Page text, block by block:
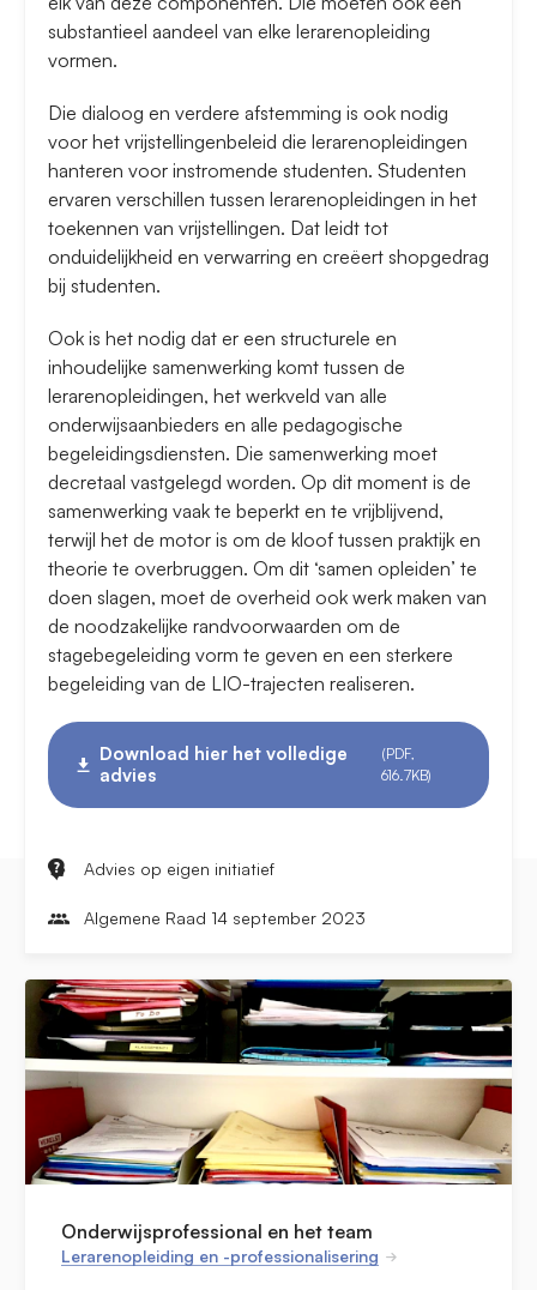
substantieel aandeel van elke lerarenopleiding
vormen.
Die dialoog en verdere afstemming is ook nodig
voor het vrijstellingenbeleid die lerarenopleidingen
hanteren voor instromende studenten. Studenten
ervaren verschillen tussen lerarenopleidingen in het
toekennen van vrijstellingen. Dat leidt tot
onduidelijkheid en verwarring en creëert shopgedrag
bij studenten.
Ook is het nodig dat er een structurele en
inhoudelijke samenwerking komt tussen de
lerarenopleidingen, het werkveld van alle
onderwijsaanbieders en alle pedagogische
begeleidingsdiensten. Die samenwerking moet
decretaal vastgelegd worden. Op dit moment is de
samenwerking vaak te beperkt en te vrijblijvend,
terwijl het de motor is om de kloof tussen praktijk en
theorie te overbruggen. Om dit ‘samen opleiden’ te
doen slagen, moet de overheid ook werk maken van
de noodzakelijke randvoorwaarden om de
stagebegeleiding vorm te geven en een sterkere
begeleiding van de LIO-trajecten realiseren.
Download hier het volledige
advies
(PDF,
616.7KB)
Advies op eigen initiatief
Algemene Raad 14 september 2023
Onderwijsprofessional en het team
Lerarenopleiding en -professionalisering